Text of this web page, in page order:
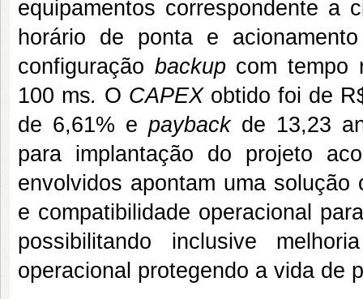
equipamentos correspondente a
horário de ponta e
configuração backup com tempo
100 ms. O CAPEXobtido foi de
de 6,61% e paybackde 13,23
para implantação do projeto
envolvidos apontam uma
e compatibilidade operacional
possibilitando inclusive
operacional protegendo a vida de